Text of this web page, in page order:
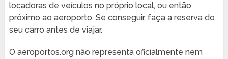
locadoras de veículos no próprio local, ou então
próximo ao aeroporto. Se conseguir, faça a reserva do
seu carro antes de viajar.
O aeroportos.org não representa oficialmente nem